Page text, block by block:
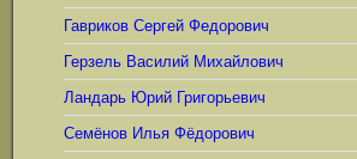
Гавриков Сергей Федорович
Герзель Василий Михайлович
Ландарь Юрий Григорьевич
Семёнов Илья Фёдорович